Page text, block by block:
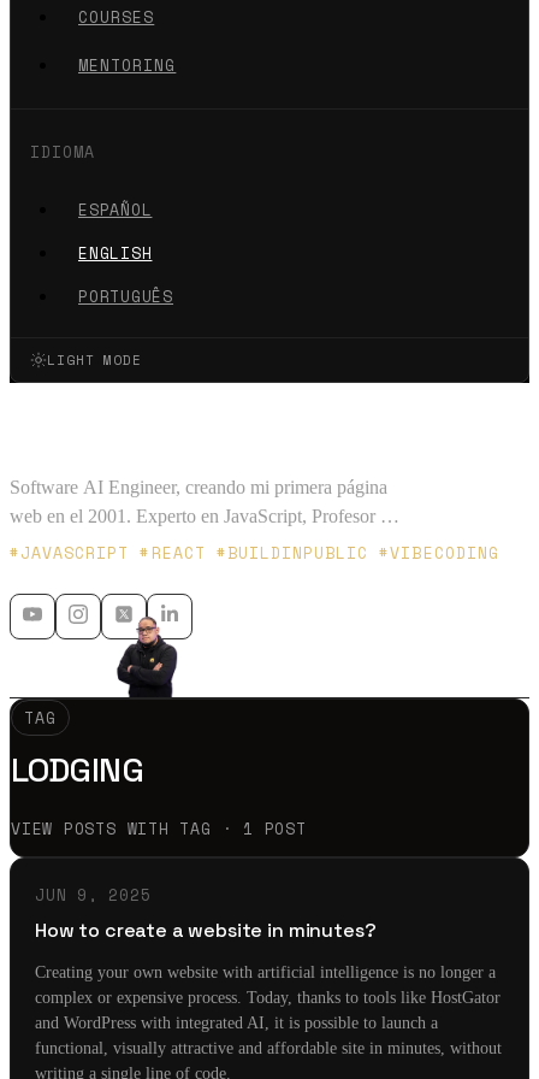
COURSES
MENTORING
IDIOMA
ESPAÑOL
ENGLISH
PORTUGUÊS
LIGHT MODE
Software AI Engineer, creando mi primera página
web en el 2001. Experto en JavaScript, Profesor en
Platzi y Microsoft MVP - 🇲🇽 🇨🇴
#JAVASCRIPT #REACT #BUILDINPUBLIC #VIBECODING
TAG
LODGING
VIEW POSTS WITH TAG · 1 POST
JUN 9, 2025
How to create a website in minutes?
Creating your own website with artificial intelligence is no longer a
complex or expensive process. Today, thanks to tools like HostGator
and WordPress with integrated AI, it is possible to launch a
functional, visually attractive and affordable site in minutes, without
writing a single line of code.